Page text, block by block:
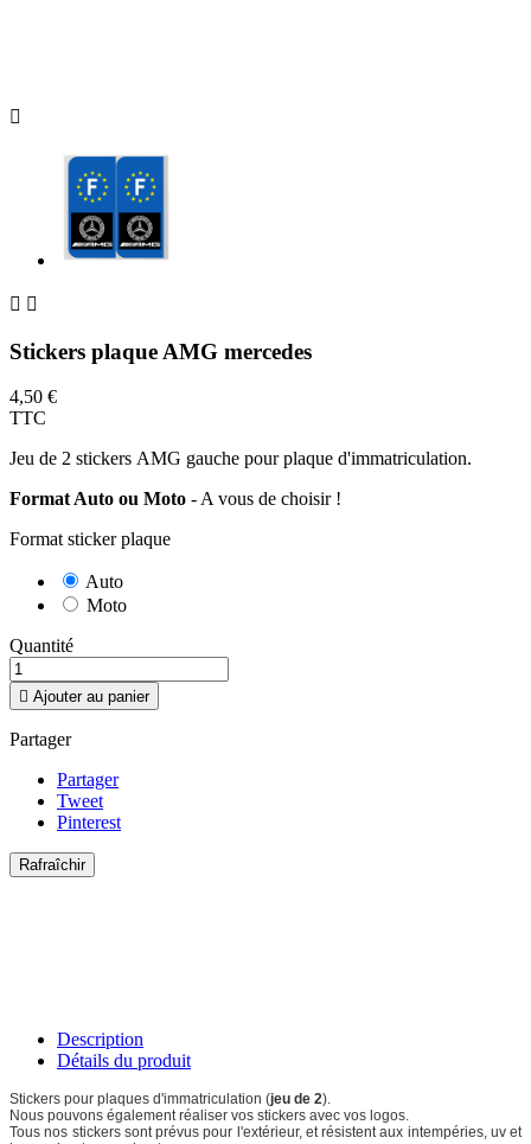

 
Stickers plaque AMG mercedes
4,50 €
TTC
Jeu de 2 stickers AMG gauche pour plaque d'immatriculation.
Format Auto ou Moto - A vous de choisir !
Format sticker plaque
Auto
Moto
Quantité
 Ajouter au panier
Partager
Partager
Tweet
Pinterest
Description
Détails du produit
Stickers pour plaques d'immatriculation (jeu de 2).
Nous pouvons également réaliser vos stickers avec vos logos.
Tous nos stickers sont prévus pour l'extérieur, et résistent aux intempéries, uv et